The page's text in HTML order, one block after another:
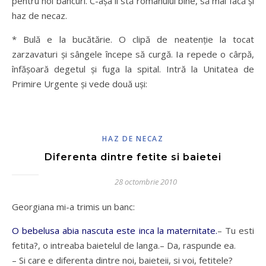
haz de necaz.
* Bulă e la bucătărie. O clipă de neatenţie la tocat
zarzavaturi şi sângele începe să curgă. Ia repede o cârpă,
înfăşoară degetul şi fuga la spital. Intră la Unitatea de
Primire Urgente şi vede două uşi:
HAZ DE NECAZ
Diferenta dintre fetite si baietei
28 octombrie 2010
Georgiana mi-a trimis un banc:
O bebelusa abia nascuta este inca la maternitate.– Tu esti
fetita?, o intreaba baietelul de langa.– Da, raspunde ea.
– Si care e diferenta dintre noi, baieteii, si voi, fetitele?